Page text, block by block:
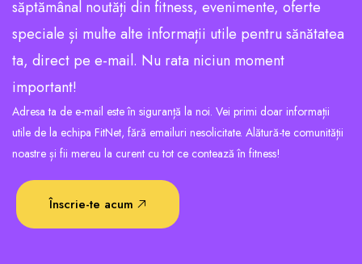
săptămânal noutăți din fitness, evenimente, oferte
speciale și multe alte informații utile pentru sănătatea
ta, direct pe e-mail. Nu rata niciun moment
important!
Adresa ta de e-mail este în siguranță la noi. Vei primi doar informații
utile de la echipa FitNet, fără emailuri nesolicitate. Alătură-te comunității
noastre și fii mereu la curent cu tot ce contează în fitness!
Înscrie-te acum